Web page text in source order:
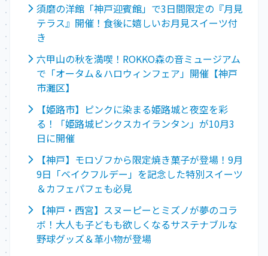
須磨の洋館「神戸迎賓館」で3日間限定の『月見
テラス』開催！食後に嬉しいお月見スイーツ付
き
六甲山の秋を満喫！ROKKO森の音ミュージアム
で「オータム＆ハロウィンフェア」開催【神戸
市灘区】
【姫路市】ピンクに染まる姫路城と夜空を彩
る！「姫路城ピンクスカイランタン」が10月3
日に開催
【神戸】モロゾフから限定焼き菓子が登場！9月
9日「ベイクフルデー」を記念した特別スイーツ
＆カフェパフェも必見
【神戸・西宮】スヌーピーとミズノが夢のコラ
ボ！大人も子どもも欲しくなるサステナブルな
野球グッズ＆革小物が登場